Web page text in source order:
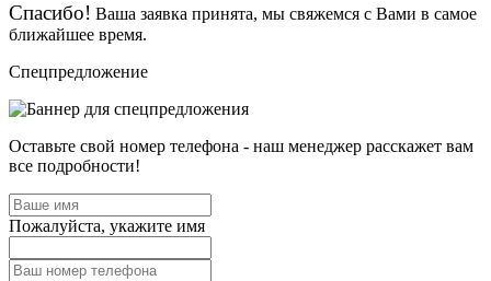
Спасибо! Ваша заявка принята, мы свяжемся с Вами в самое
ближайшее время.
Спецпредложение
Оставьте свой номер телефона - наш менеджер расскажет вам
все подробности!
Пожалуйста, укажите имя